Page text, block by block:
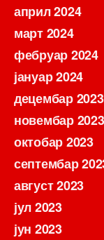
април 2024
март 2024
фебруар 2024
јануар 2024
децембар 2023
новембар 2023
октобар 2023
септембар
август 2023
јул 2023
јун 2023